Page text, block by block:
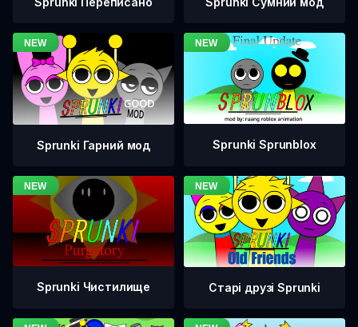
Sprunki Гарний мод Sprunki Sprunblox
Sprunki Чистилище Старі друзі Sprunki